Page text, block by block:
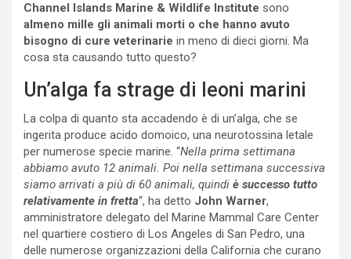
Channel Islands Marine & Wildlife Institute sono
almeno mille gli animali morti o che hanno avuto
bisogno di cure veterinarie in meno di dieci giorni. Ma
cosa sta causando tutto questo?
Un’alga fa strage di leoni marini
La colpa di quanto sta accadendo è di un’alga, che se
ingerita produce acido domoico, una neurotossina letale
per numerose specie marine. “Nella prima settimana
abbiamo avuto 12 animali. Poi nella settimana successiva
siamo arrivati a più di 60 animali, quindi è successo tutto
relativamente in fretta“, ha detto John Warner,
amministratore delegato del Marine Mammal Care Center
nel quartiere costiero di Los Angeles di San Pedro, una
delle numerose organizzazioni della California che curano